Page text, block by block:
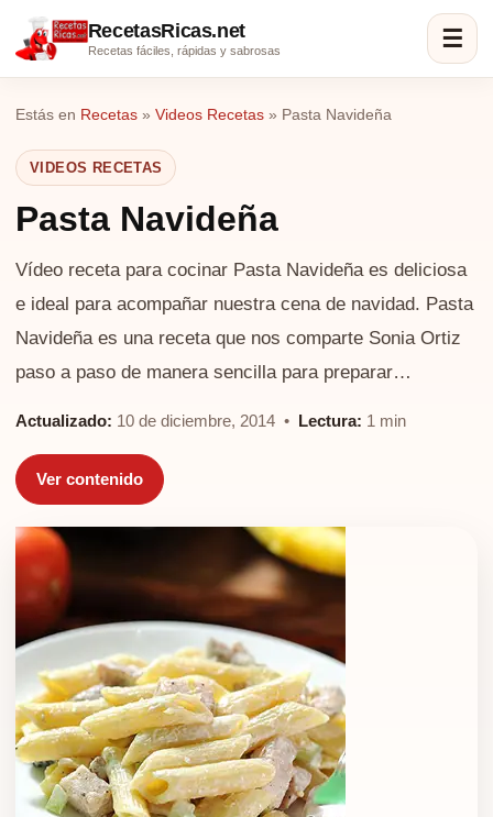
RecetasRicas.net
Recetas fáciles, rápidas y sabrosas ☰
Estás en Recetas » Videos Recetas » Pasta Navideña
VIDEOS RECETAS
Pasta Navideña
Vídeo receta para cocinar Pasta Navideña es deliciosa
e ideal para acompañar nuestra cena de navidad. Pasta
Navideña es una receta que nos comparte Sonia Ortiz
paso a paso de manera sencilla para preparar…
Actualizado: 10 de diciembre, 2014 • Lectura: 1 min
Ver contenido